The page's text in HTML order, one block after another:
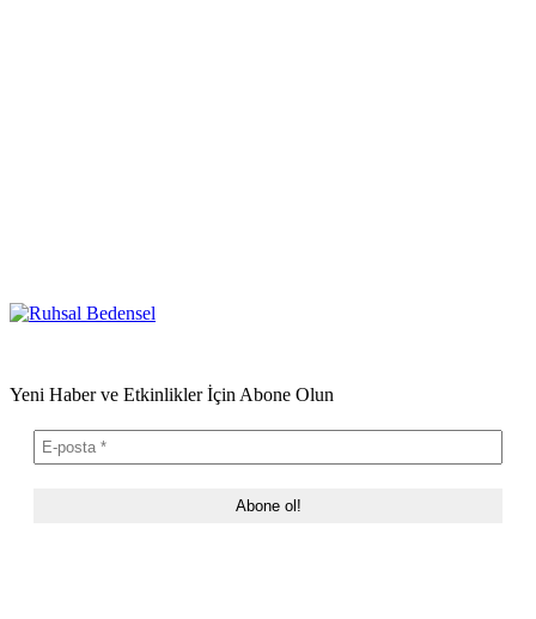
Yeni Haber ve Etkinlikler İçin Abone Olun